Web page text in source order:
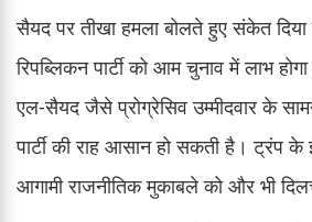
सैयद पर तीखा हमला बोलते हुए संकेत दिया
रिपब्लिकन पार्टी को आम चुनाव में लाभ
एल-सैयद जैसे प्रोग्रेसिव उम्मीदवार के
पार्टी की राह आसान हो सकती है। ट्रंप
आगामी राजनीतिक मुकाबले को और भी